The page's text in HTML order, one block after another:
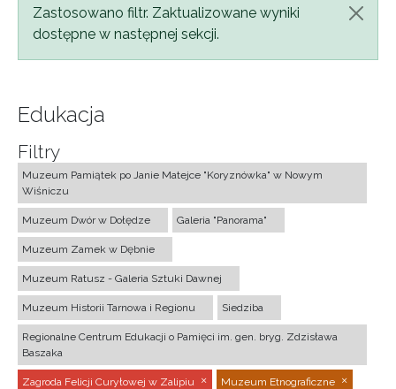
Komunikat
Zastosowano filtr. Zaktualizowane wyniki
dostępne w następnej sekcji.
Edukacja
Filtry
Muzeum Pamiątek po Janie Matejce "Koryznówka" w Nowym
Wiśniczu
Muzeum Dwór w Dołędze Galeria "Panorama"
Muzeum Zamek w Dębnie
Muzeum Ratusz - Galeria Sztuki Dawnej
Muzeum Historii Tarnowa i Regionu Siedziba
Regionalne Centrum Edukacji o Pamięci im. gen. bryg. Zdzisława
Baszaka
Zagroda Felicji Curyłowej w Zalipiu Muzeum Etnograficzne